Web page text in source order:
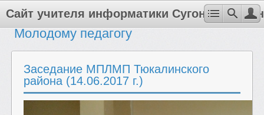
Сайт учителя информатики Сугоняка
Молодому педагогу
Заседание МПЛМП Тюкалинского
района (14.06.2017 г.)